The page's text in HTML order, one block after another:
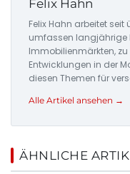
Felix Hahn
Felix Hahn arbeitet
umfassen langjährige
Immobilienmärkten,
Entwicklungen in der
diesen Themen für
Alle Artikel ansehen →
ÄHNLICHE